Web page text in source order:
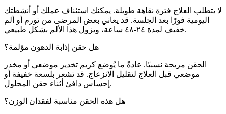
لا يتطلب العلاج فترة نقاهة طويلة. يمكنك استئناف عملك أو أنشطتك
اليومية فورًا بعد الجلسة. قد يعاني بعض المرضى من تورم أو ألم
خفيف لمدة ٢٤-٤٨ ساعة، ويزول هذا الألم بشكل طبيعي.
هل حقن إذابة الدهون مؤلمة؟
الحقن مريحة نسبيًا. عادةً ما يُوضع كريم تخدير موضعي أو مخدر
موضعي قبل العلاج لتقليل الانزعاج. قد تشعر بلسعة خفيفة أو
إحساس دافئ أثناء حقن المحلول.
هل هذه الحقن مناسبة لفقدان الوزن؟